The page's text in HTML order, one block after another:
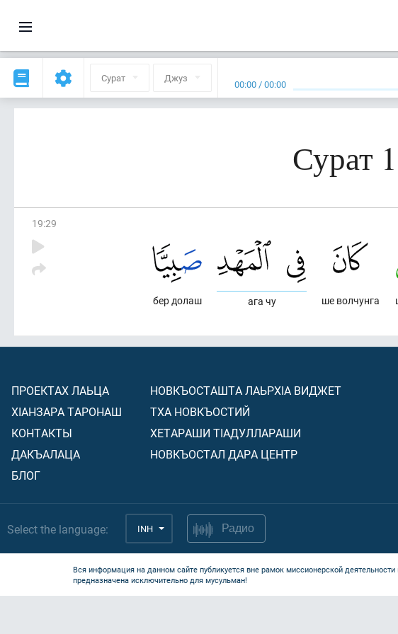
Сурат Джуз 00:00 /00:00
Сурат
19:29
ше волчунга
ага чу
бер долаш
ПРОЕКТАХ ЛАЬЦА
ХIАНЗАРА ТАРОНАШ
КОНТАКТЫ
ДАКЪАЛАЦА
БЛОГ
НОВКЪОСТАШТА ЛАЬРХIА ВИДЖЕТ
ТХА НОВКЪОСТИЙ
ХЕТАРАШИ ТIАДУЛЛАРАШИ
НОВКЪОСТАЛ ДАРА ЦЕНТР
Select the language: INH Радио
Вся информация на данном сайте публикуется вне рамок миссионерской деятельности
предназначена исключительно для мусульман!